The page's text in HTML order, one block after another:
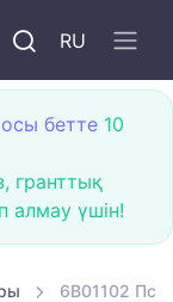
RU
осы бетте 10
гранттық
алмау үшін!
6B01102